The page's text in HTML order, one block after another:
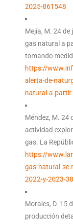
2025-861548
Mejía, M. 24
gas natural a
tomando
https://
alerta-de-
natural-a-
Méndez, M. 24
actividad
gas. La
https://
gas-natural-se-
2022-y-2023-
Morales, D. 15
producción